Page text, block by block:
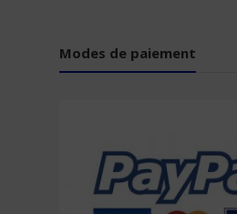
Modes de paiement